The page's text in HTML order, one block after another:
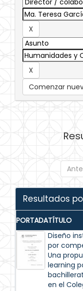
Comenzar
Resultados
PORTADATÍTULO
Diseño
por
Una
learning
en el